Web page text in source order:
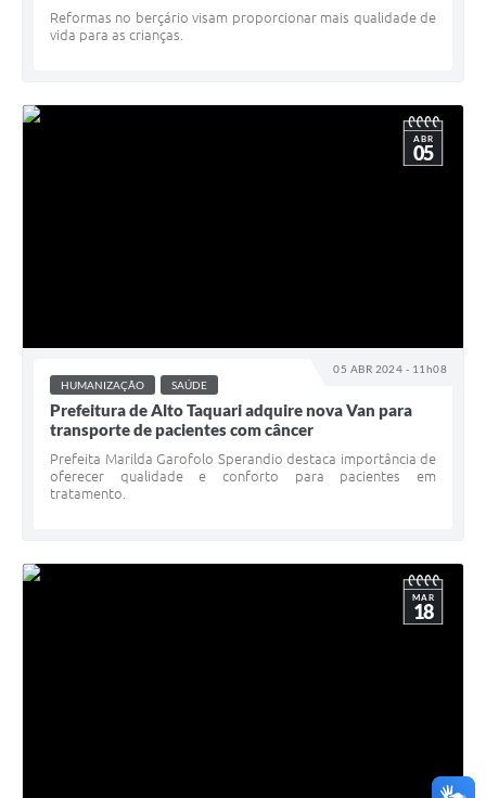
Reformas no berçário visam proporcionar mais qualidade de
vida para as crianças.
05 ABR 2024 - 11h08
ABR
05
HUMANIZAÇÃO SAÚDE
Prefeitura de Alto Taquari adquire nova Van para
transporte de pacientes com câncer
Prefeita Marilda Garofolo Sperandio destaca importância de
oferecer qualidade e conforto para pacientes em
tratamento.
MAR
18